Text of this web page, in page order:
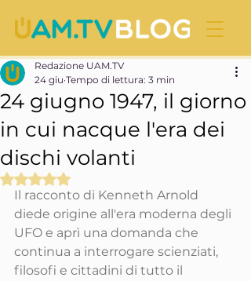
24 giugno 1947, il giorno
in cui nacque l'era dei
dischi volanti
Redazione UAM.TV
24 giu Tempo di lettura: 3 min
Valutazione NaN stelle su 5.
Il racconto di Kenneth Arnold
diede origine all'era moderna degli
UFO e aprì una domanda che
continua a interrogare scienziati,
filosofi e cittadini di tutto il